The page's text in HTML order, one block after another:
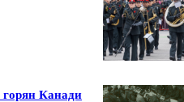
горян Канади